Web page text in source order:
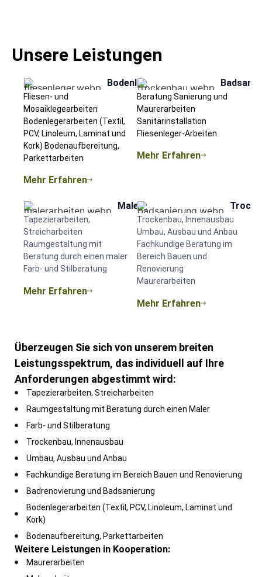
Unsere Leistungen
Bodenlegerarbeiten
Fliesen- und
Mosaiklegearbeiten
Bodenlegerarbeiten (Textil,
PCV, Linoleum, Laminat und
Kork) Bodenaufbereitung,
Parkettarbeiten
Mehr Erfahren
Beratung Sanierung und
Maurerarbeiten
Sanitärinstallation
Fliesenleger-Arbeiten
Mehr Erfahren
Malerarbeiten
Tapezierarbeiten,
Streicharbeiten
Raumgestaltung mit
Beratung durch einen maler
Farb- und Stilberatung
Mehr Erfahren
Trockenbau, Innenausbau
Umbau, Ausbau und Anbau
Fachkundige Beratung im
Bereich Bauen und
Renovierung
Maurerarbeiten
Mehr Erfahren
Überzeugen Sie sich von unserem breiten
Leistungsspektrum, das individuell auf Ihre
Anforderungen abgestimmt wird:
Tapezierarbeiten, Streicharbeiten
Raumgestaltung mit Beratung durch einen Maler
Farb- und Stilberatung
Trockenbau, Innenausbau
Umbau, Ausbau und Anbau
Fachkundige Beratung im Bereich Bauen und Renovierung
Badrenovierung und Badsanierung
Bodenlegerarbeiten (Textil, PCV, Linoleum, Laminat und
Kork)
Bodenaufbereitung, Parkettarbeiten
Weitere Leistungen in Kooperation:
Maurerarbeiten